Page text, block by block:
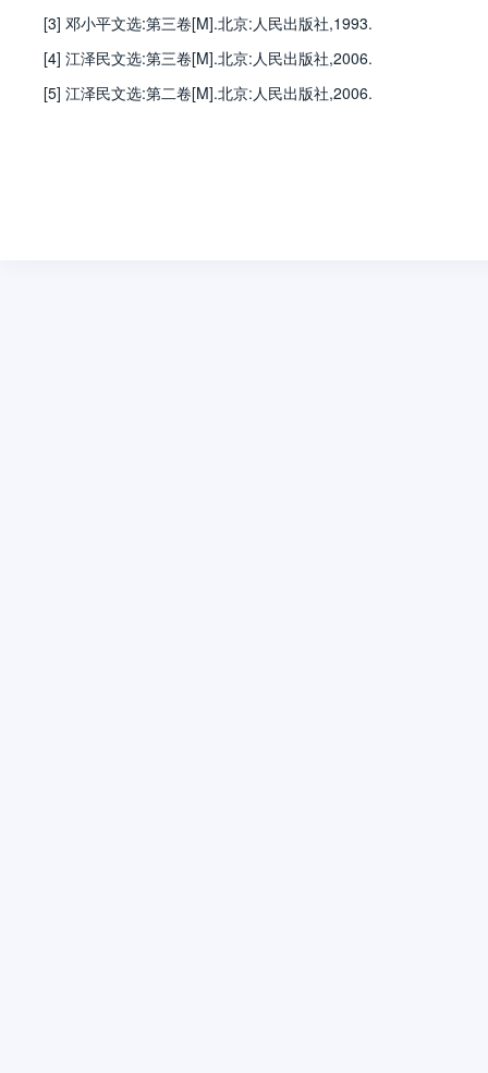
[3] 邓小平文选:第三卷[M].北京:人民出版社,1993.
[4] 江泽民文选:第三卷[M].北京:人民出版社,2006.
[5] 江泽民文选:第二卷[M].北京:人民出版社,2006.